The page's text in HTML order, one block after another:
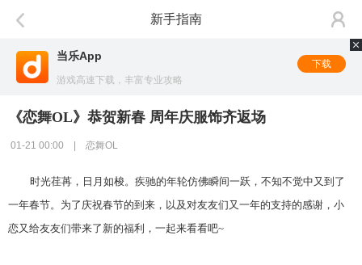
新手指南
当乐App
游戏高速下载，丰富专业攻略
下载
《恋舞OL》恭贺新春 周年庆服饰齐返场
01-21 00:00 | 恋舞OL
时光荏苒，日月如梭。疾驰的年轮仿佛瞬间一跃，不知不觉中又到了
一年春节。为了庆祝春节的到来，以及对友友们又一年的支持的感谢，小
恋又给友友们带来了新的福利，一起来看看吧~